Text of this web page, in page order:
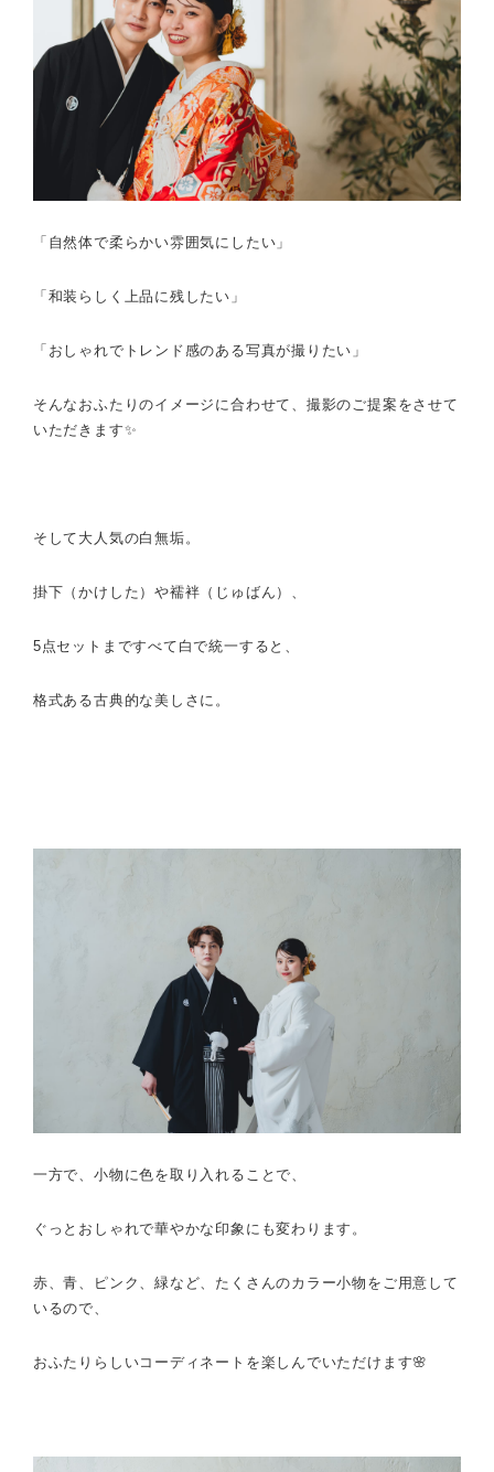
「自然体で柔らかい雰囲気にしたい」
「和装らしく上品に残したい」
「おしゃれでトレンド感のある写真が撮りたい」
そんなおふたりのイメージに合わせて、 撮影のご提案をさせて
いただきます✨
そして大人気の白無垢。
掛下（かけした）や襦袢（じゅばん）、
5点セットまですべて白で統一すると、
格式ある古典的な美しさに。
一方で、 小物に色を取り入れることで、
ぐっとおしゃれで華やかな印象にも変わります。
赤、青、ピンク、緑など、 たくさんのカラー小物をご用意して
いるので、
おふたりらしいコーディネートを楽しんでいただけます🌸